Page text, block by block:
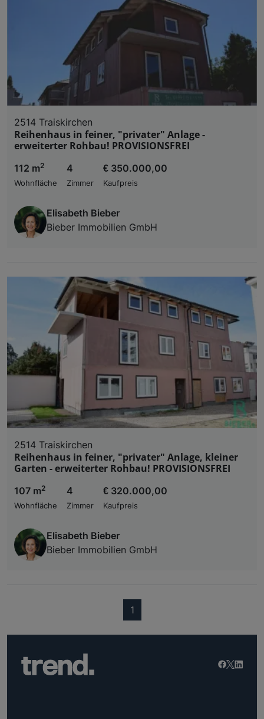
2514 Traiskirchen
Reihenhaus in feiner, "privater" Anlage -
erweiterter Rohbau! PROVISIONSFREI
112 m2
Wohnfläche
4
Zimmer
€ 350.000,00
Kaufpreis
Elisabeth Bieber
Bieber Immobilien GmbH
2514 Traiskirchen
Reihenhaus in feiner, "privater" Anlage, kleiner
Garten - erweiterter Rohbau! PROVISIONSFREI
107 m2
Wohnfläche
4
Zimmer
€ 320.000,00
Kaufpreis
Elisabeth Bieber
Bieber Immobilien GmbH
1(current)